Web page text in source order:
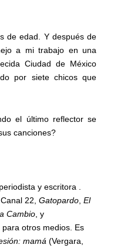
de edad. Y después de
a mi trabajo en una
Ciudad de México
por siete chicos que
el último reflector se
canciones?
y escritora .
22, Gatopardo, El
Cambio, y
otros medios. Es
mamá (Vergara,